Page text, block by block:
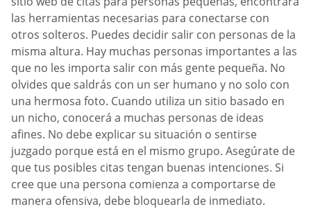
las herramientas necesarias para conectarse con
otros solteros. Puedes decidir salir con personas de la
misma altura. Hay muchas personas importantes a las
que no les importa salir con más gente pequeña. No
olvides que saldrás con un ser humano y no solo con
una hermosa foto. Cuando utiliza un sitio basado en
un nicho, conocerá a muchas personas de ideas
afines. No debe explicar su situación o sentirse
juzgado porque está en el mismo grupo. Asegúrate de
que tus posibles citas tengan buenas intenciones. Si
cree que una persona comienza a comportarse de
manera ofensiva, debe bloquearla de inmediato.